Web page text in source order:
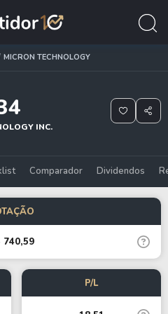
MICRON TECHNOLOGY
INC.
Comparador Dividendos
740,59
P/L